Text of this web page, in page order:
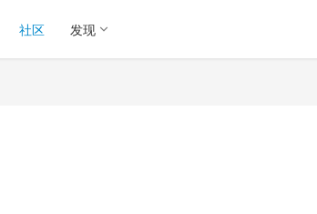
社区 发现